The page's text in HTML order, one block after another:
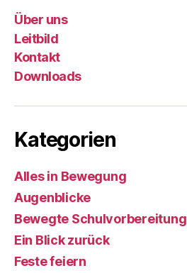
Über uns
Leitbild
Kontakt
Downloads
Kategorien
Alles in Bewegung
Augenblicke
Bewegte Schulvorbereitung
Ein Blick zurück
Feste feiern